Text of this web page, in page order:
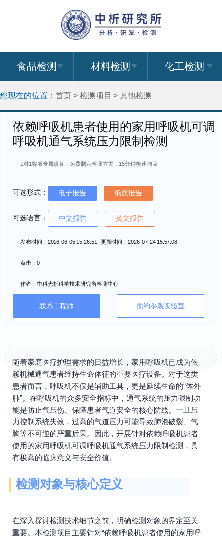
食品检测 材料检测 化工检测
您现在的位置： 首页 > 检测项目 > 其他检测
依赖呼吸机患者使用的家用呼吸机可调
呼吸机通气系统压力限制检测
1对1客服专属服务，免费制定检测方案，15分钟极速响应
可选形式： 电子报告 纸质报告
可选语言： 中文报告 英文报告
发布时间：2026-06-05 15:26:51 更新时间：2026-07-24 15:57:08
点击：0
作者：中科光析科学技术研究所检测中心
联系工程师 预约参观实验室
随着家庭医疗护理需求的日益增长，家用呼吸机已成为依
赖机械通气患者维持生命体征的重要医疗设备。对于这类
患者而言，呼吸机不仅是辅助工具，更是延续生命的“体外
肺”。在呼吸机的众多安全指标中，通气系统的压力限制功
能是防止气压伤、保障患者气道安全的核心防线。一旦压
力控制系统失效，过高的气道压力可能导致肺泡破裂、气
胸等不可逆的严重后果。因此，开展针对依赖呼吸机患者
使用的家用呼吸机可调呼吸机通气系统压力限制检测，具
有极高的临床意义与安全价值。
检测对象与核心定义
在深入探讨检测技术细节之前，明确检测对象的界定至关
重要。本检测项目主要针对“依赖呼吸机患者使用的家用呼